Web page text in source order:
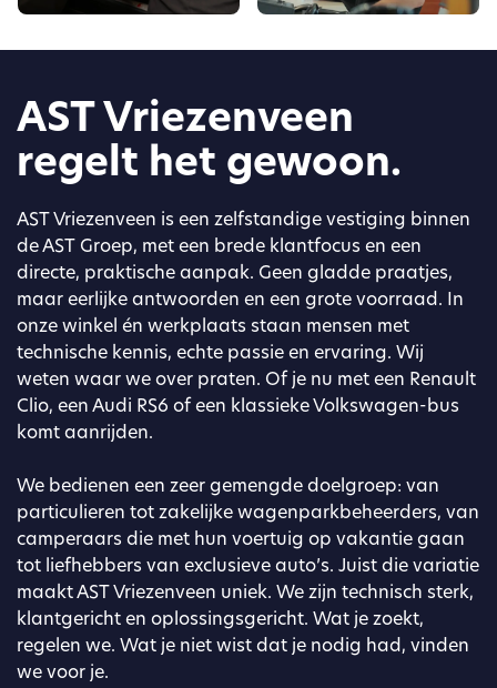
AST Vriezenveen
regelt het gewoon.
AST Vriezenveen is een zelfstandige vestiging binnen
de AST Groep, met een brede klantfocus en een
directe, praktische aanpak. Geen gladde praatjes,
maar eerlijke antwoorden en een grote voorraad. In
onze winkel én werkplaats staan mensen met
technische kennis, echte passie en ervaring. Wij
weten waar we over praten. Of je nu met een Renault
Clio, een Audi RS6 of een klassieke Volkswagen-bus
komt aanrijden.
We bedienen een zeer gemengde doelgroep: van
particulieren tot zakelijke wagenparkbeheerders, van
camperaars die met hun voertuig op vakantie gaan
tot liefhebbers van exclusieve auto’s. Juist die variatie
maakt AST Vriezenveen uniek. We zijn technisch sterk,
klantgericht en oplossingsgericht. Wat je zoekt,
regelen we. Wat je niet wist dat je nodig had, vinden
we voor je.